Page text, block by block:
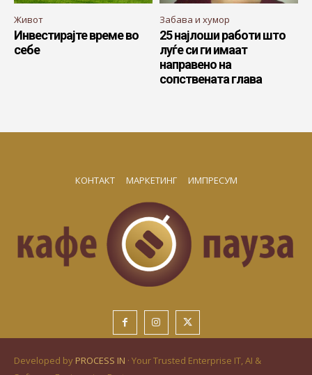
Живот
Инвестирајте време во
себе
Забава и хумор
25 најлоши работи што
луѓе си ги имаат
направено на
сопствената глава
КОНТАКТ МАРКЕТИНГ ИМПРЕСУМ
Developed by PROCESS IN · Your Trusted Enterprise IT, AI &